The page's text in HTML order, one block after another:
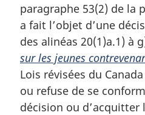
g
i
n
a
l
e
:
paragraphe 53(2) de la
a fait l’objet d’une
des alinéas 20(1)a.1) à
sur les jeunes
Lois révisées du
ou refuse de se
décision ou d’acquitter